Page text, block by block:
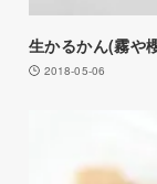
生かるかん(霧や
2018-05-06